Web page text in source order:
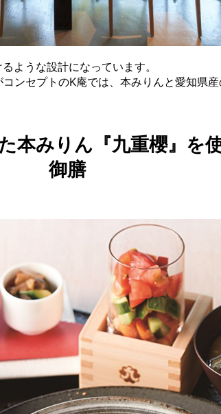
ような設計になっています。
ンセプトのK庵では、本みりんと愛知県
本みりん『九重櫻』を
御膳